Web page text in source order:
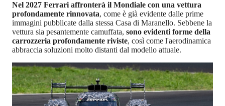
Nel 2027 Ferrari affronterà il Mondiale con una vettura
profondamente rinnovata, come è già evidente dalle prime
immagini pubblicate dalla stessa Casa di Maranello. Sebbene la
vettura sia pesantemente camuffata, sono evidenti forme della
carrozzeria profondamente riviste, così come l'aerodinamica
abbraccia soluzioni molto distanti dal modello attuale.